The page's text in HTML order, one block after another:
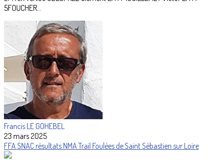
5FOUCHER...
Francis LE GOHEBEL
23 mars 2025
FFA SNACrésultatsNMATrail Foulées de Saint Sébastien sur Loire